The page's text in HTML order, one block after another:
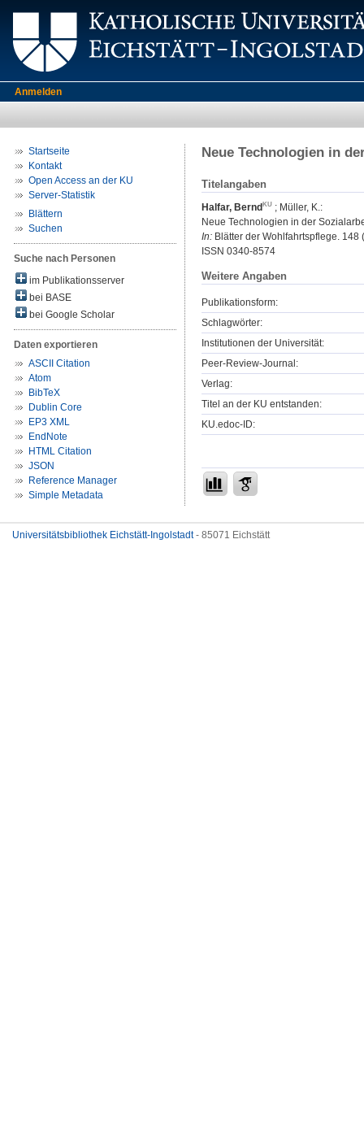
Anmelden
Startseite
Kontakt
Open Access an der KU
Server-Statistik
Blättern
Suchen
Suche nach Personen
im Publikationsserver
bei BASE
bei Google Scholar
Daten exportieren
ASCII Citation
Atom
BibTeX
Dublin Core
EP3 XML
EndNote
HTML Citation
JSON
Reference Manager
Simple Metadata
Neue Technologien in
Titelangaben
Halfar, Bernd ; Müller, K.:
Neue Technologien in der
In: Blätter der Wohlfahrtspflege. 148
ISSN 0340-8574
Weitere Angaben
Publikationsform:
Schlagwörter:
Institutionen der Universität:
Peer-Review-Journal:
Verlag:
Titel an der KU entstanden:
KU.edoc-ID:
Universitätsbibliothek Eichstätt-Ingolstadt- 85071 Eichstätt